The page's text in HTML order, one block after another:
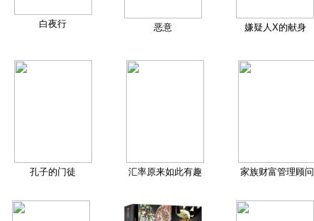
白夜行 恶意 嫌疑人X的献身
孔子的门徒 汇率原来如此有趣 家族财富管理顾问